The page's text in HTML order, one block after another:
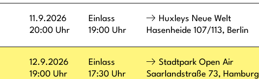
11.9.2026
20:00 Uhr
Einlass
19:00 Uhr
Huxleys Neue Welt
Hasenheide 107/113, Berlin
12.9.2026
19:00 Uhr
Einlass
17:30 Uhr
Stadtpark Open Air
Saarlandstraße 73, Hamburg